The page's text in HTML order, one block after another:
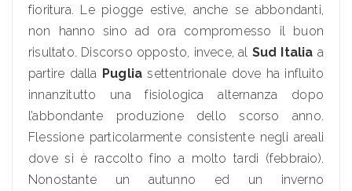
fioritura. Le piogge estive, anche se abbondanti,
non hanno sino ad ora compromesso il buon
risultato. Discorso opposto, invece, al Sud Italia a
partire dalla Puglia settentrionale dove ha influito
innanzitutto una fisiologica alternanza dopo
l’abbondante produzione dello scorso anno.
Flessione particolarmente consistente negli areali
dove si è raccolto fino a molto tardi (febbraio).
Nonostante un autunno ed un inverno